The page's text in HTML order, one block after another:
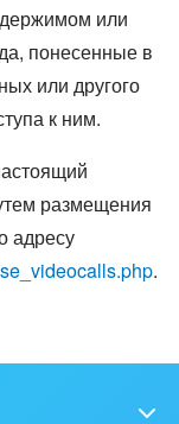
или
понесенные в
или другого
к ним.
размещения
адресу
.